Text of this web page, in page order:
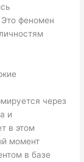
феномен
через
и
в этом
момент
в базе